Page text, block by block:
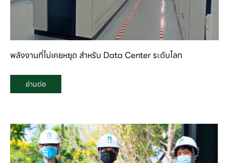
พลังงานที่ไม่เคยหยุด สำหรับ Data Center ระดับโลก
อ่านต่อ